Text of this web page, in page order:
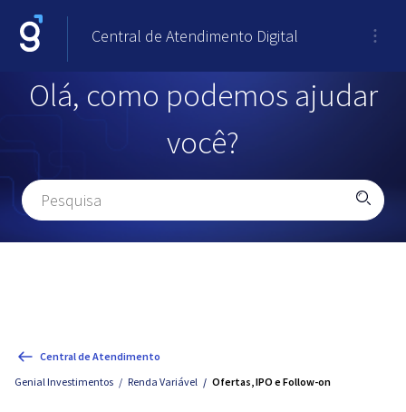
Central de Atendimento Digital
Olá, como podemos ajudar
você?
Central de Atendimento
Genial Investimentos
Renda Variável Ofertas, IPO e Follow-on